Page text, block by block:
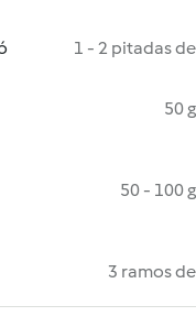
1 - 2 pitadas de
50 g
50 - 100 g
3 ramos de